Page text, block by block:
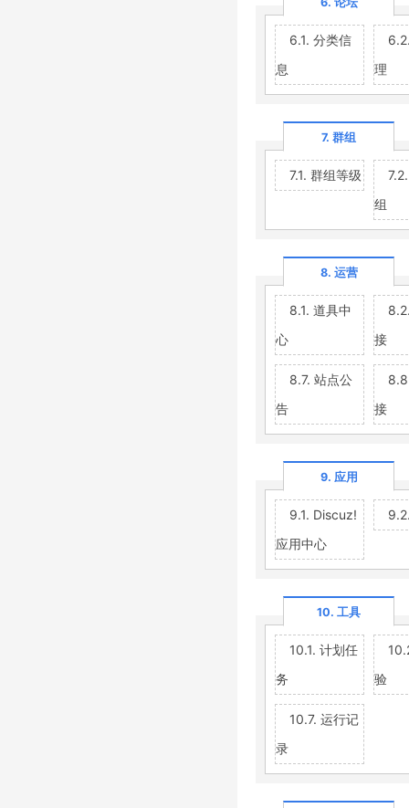
6.1. 分类信
息
理
7. 群组
7.1. 群组等级
组
8. 运营
8.1. 道具中
心
接
8.7. 站点公
告
接
9. 应用
9.1. Discuz!
应用中心
10. 工具
10.1. 计划任
务
验
10.7. 运行记
录